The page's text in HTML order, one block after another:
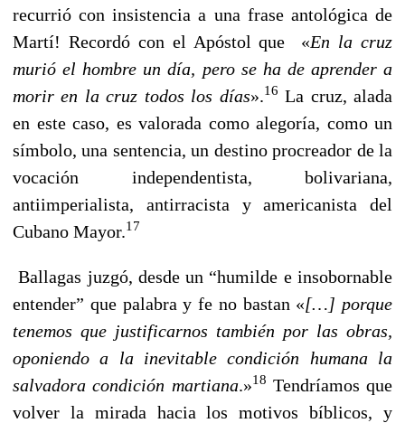
recurrió con insistencia a una frase antológica de
Martí! Recordó con el Apóstol que «En la cruz
murió el hombre un día, pero se ha de aprender a
morir en la cruz todos los días».16 La cruz, alada
en este caso, es valorada como alegoría, como un
símbolo, una sentencia, un destino procreador de la
vocación independentista, bolivariana,
antiimperialista, antirracista y americanista del
Cubano Mayor.17
Ballagas juzgó, desde un “humilde e insobornable
entender” que palabra y fe no bastan «[…] porque
tenemos que justificarnos también por las obras,
oponiendo a la inevitable condición humana la
salvadora condición martiana.»18 Tendríamos que
volver la mirada hacia los motivos bíblicos, y